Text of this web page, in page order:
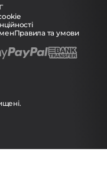
Правила та умови